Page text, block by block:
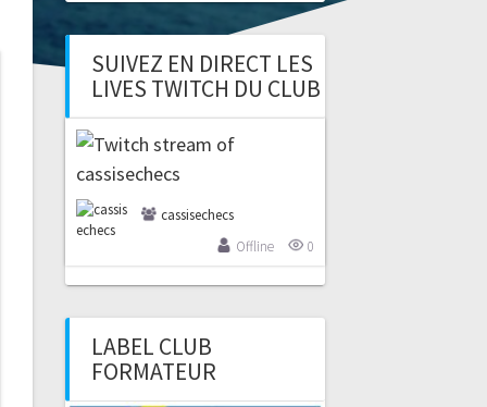
SUIVEZ EN DIRECT LES
LIVES TWITCH DU CLUB
cassisechecs
Offline
0
LABEL CLUB
FORMATEUR